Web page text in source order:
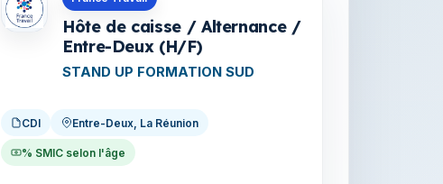
Hôte de caisse / Alternance /
Entre-Deux (H/F)
STAND UP FORMATION SUD
CDI Entre-Deux, La Réunion
% SMIC selon l'âge